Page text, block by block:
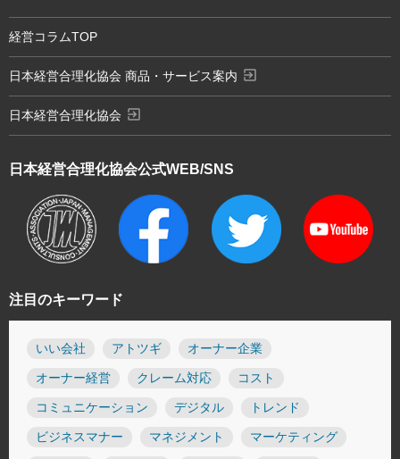
注目のキーワード
いい会社 アトツギ オーナー企業
オーナー経営 クレーム対応 コスト
コミュニケーション デジタル トレンド
ビジネスマナー マネジメント マーケティング
日本経営合理化協会公式WEB/SNS
経営コラムTOP
日本経営合理化協会 商品・サービス案内 exit_to_app
日本経営合理化協会 exit_to_app